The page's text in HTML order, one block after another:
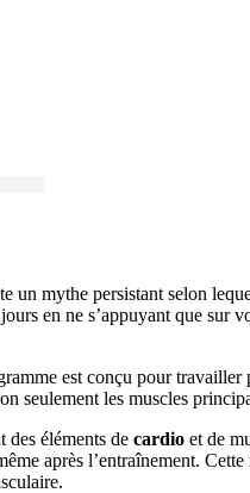
un mythe persistant selon
en ne s’appuyant que sur
est conçu pour
seulement les muscles
des éléments de cardio et de
après l’entraînement.